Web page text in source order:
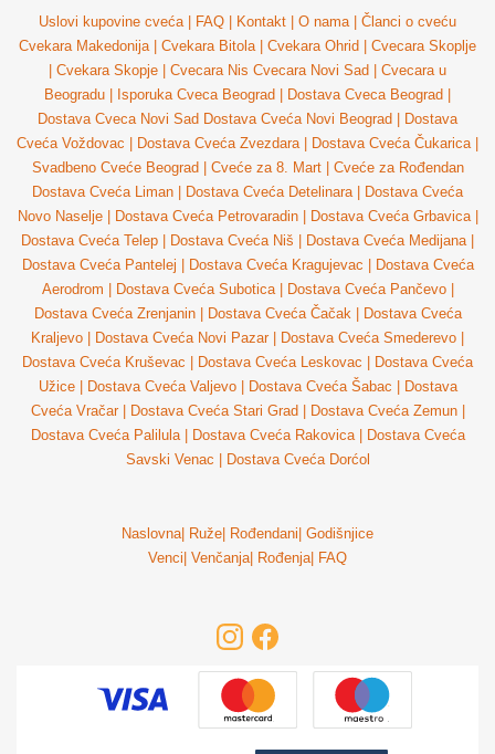
Uslovi kupovine cveća FAQ Kontakt O nama
Članci o cveću
Cvekara Makedonija
Cvekara Bitola Cvekara Ohrid
Cvecara Skoplje
Cvekara Skopje Cvecara Nis Cvecara Novi Sad
Cvecara u
Beogradu
Isporuka Cveca Beograd Dostava Cveca Beograd
Dostava Cveca Novi Sad Dostava Cveća Novi Beograd
Dostava
Cveća Voždovac
Dostava Cveća Zvezdara Dostava Cveća Čukarica
Svadbeno Cveće Beograd
Cveće za 8. Mart
Cveće za Rođendan
Dostava Cveća Liman
Dostava Cveća Detelinara
Dostava Cveća
Novo Naselje
Dostava Cveća Petrovaradin Dostava Cveća Grbavica
Dostava Cveća Telep
Dostava Cveća Niš Dostava Cveća Medijana
Dostava Cveća Pantelej
Dostava Cveća Kragujevac
Dostava Cveća
Aerodrom
Dostava Cveća Subotica Dostava Cveća Pančevo
Dostava Cveća Zrenjanin
Dostava Cveća Čačak
Dostava Cveća
Kraljevo
Dostava Cveća Novi Pazar Dostava Cveća Smederevo
Dostava Cveća Kruševac
Dostava Cveća Leskovac
Dostava Cveća
Užice
Dostava Cveća Valjevo Dostava Cveća Šabac
Dostava
Cveća Vračar
Dostava Cveća Stari Grad Dostava Cveća Zemun
Dostava Cveća Palilula
Dostava Cveća Rakovica
Dostava Cveća
Savski Venac
Dostava Cveća Dorćol
Naslovna| Ruže Rođendani Godišnjice
Venci Venčanja| Rođenja| FAQ